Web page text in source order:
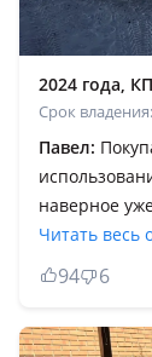
2024 года,
Срок
Павел:
наверное
подвеска
никаких
всего
Читать весь
94 6